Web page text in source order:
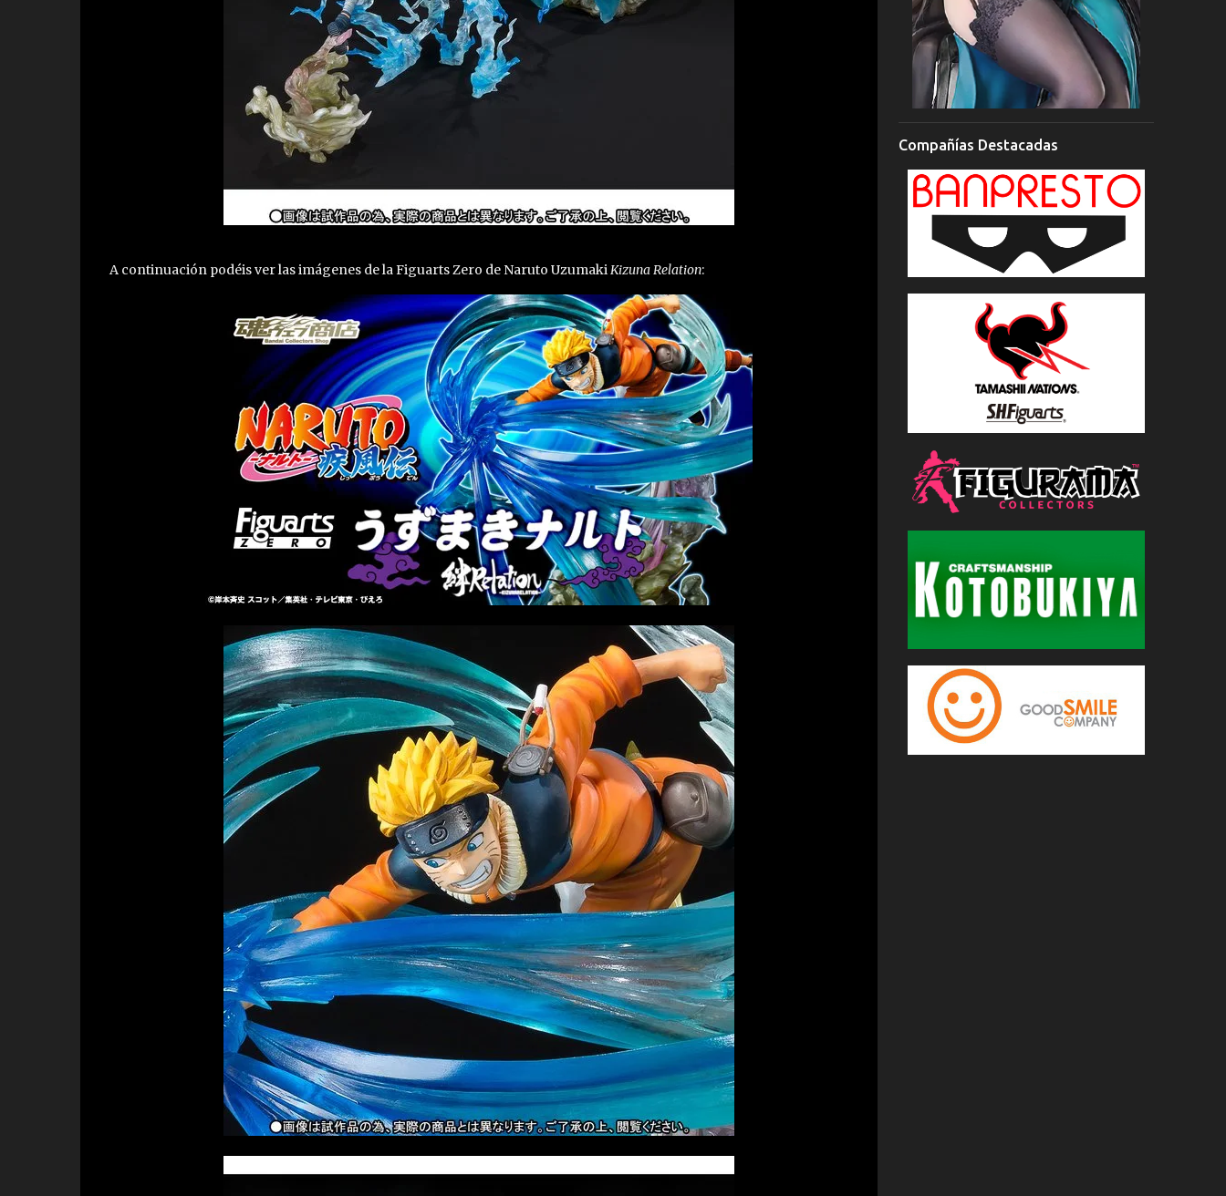
A continuación podéis ver las imágenes de la Figuarts Zero de Naruto UzumakiKizuna Relation:
Compañías Destacadas